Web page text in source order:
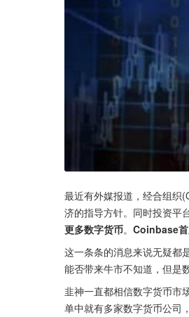
最近有外媒报道，经合组织
济的指导方针。同时投资平
更多数字货币。 Coinbase首
这一条条的消息来说无疑都
能否带来牛市不知道，但是
韭神一直都相信数字货币市
单中就有多家数字货币公司